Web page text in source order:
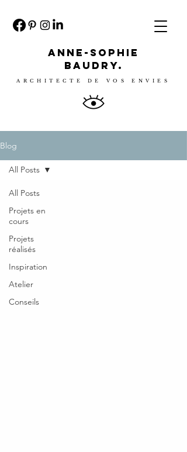
ANNE-SOPHIE
BAUDRY.
ARCHITECTE DE VOS ENVIES
Blog
All Posts
Projets en
cours
Projets
réalisés
Inspiration
Atelier
Conseils
All Posts